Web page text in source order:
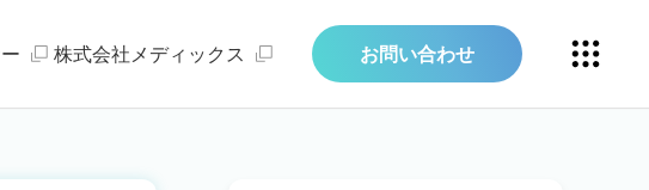
株式会社メディックス お問い合わせ